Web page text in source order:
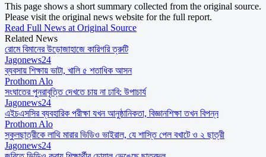
This page shows a short summary collected from the original source.
Please visit the original news website for the full report.
Read Full News at Original Source
Related News
রোমে বিমানের উড়োজাহাজে কারিগরি ত্রুটি
Jagonews24
ব্যবসায় শিক্ষায় ভাটা, খালি ৫ শতাধিক আসন
Prothom Alo
সংঘাতের পুনরাবৃত্তি দেখতে চায় না ঢাবি: উপাচার্য
Jagonews24
এইচএসসির ব্যবহারিক পরীক্ষা যখন আনুষ্ঠানিকতা, বিজ্ঞানশিক্ষা তখন বিপন্ন
Prothom Alo
স্কুলছাত্রীকে লাথি মারার ভিডিও ভাইরাল, যে শাস্তি পেল বখাটে ও ২ ছাত্রী
Jagonews24